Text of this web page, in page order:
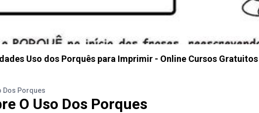
Uso dos Porquês para Imprimir - Online Cursos Gratuitos
Dos Porques
O Uso Dos Porques